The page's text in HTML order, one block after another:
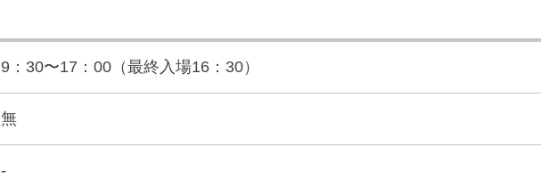
9：30〜17：00（最終入場16：30）
無
-